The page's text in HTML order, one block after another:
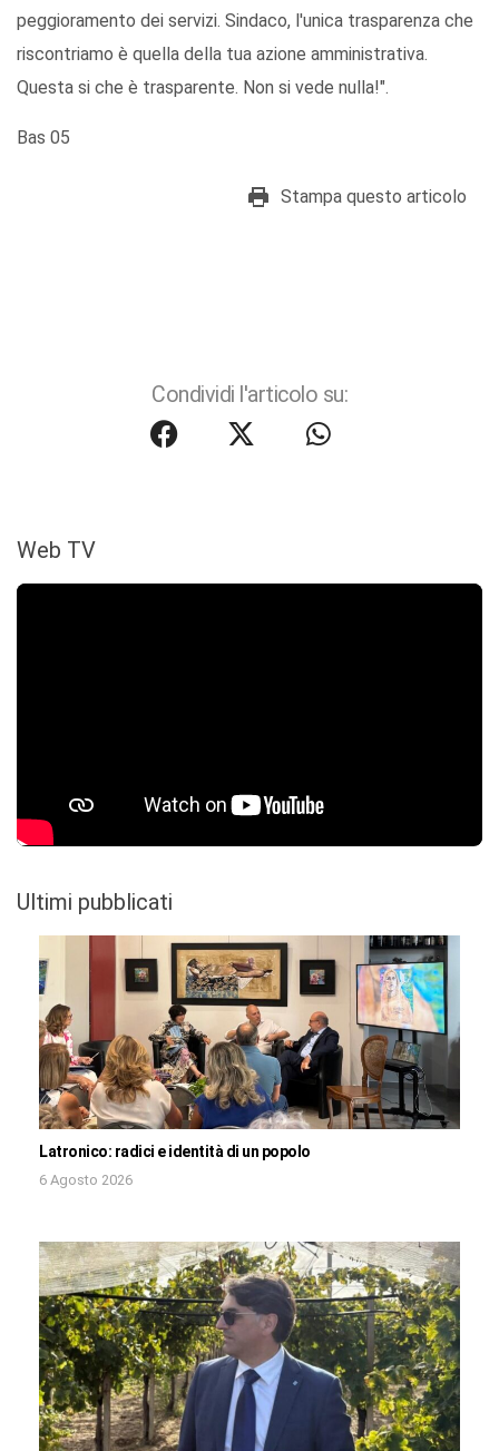
peggioramento dei servizi. Sindaco, l'unica trasparenza che
riscontriamo è quella della tua azione amministrativa.
Questa si che è trasparente. Non si vede nulla!".
Bas 05
Stampa questo articolo
Condividi l'articolo su:
Web TV
Ultimi pubblicati
Latronico: radici e identità di un popolo
6 Agosto 2026